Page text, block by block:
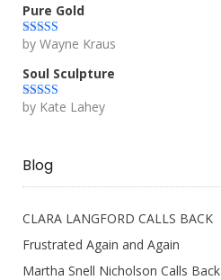
Pure Gold
Rated5out
by Wayne Kraus
Soul Sculpture
Rated5out
by Kate Lahey
Blog
CLARA LANGFORD CALLS BACK
Frustrated Again and Again
Martha Snell Nicholson Calls Back